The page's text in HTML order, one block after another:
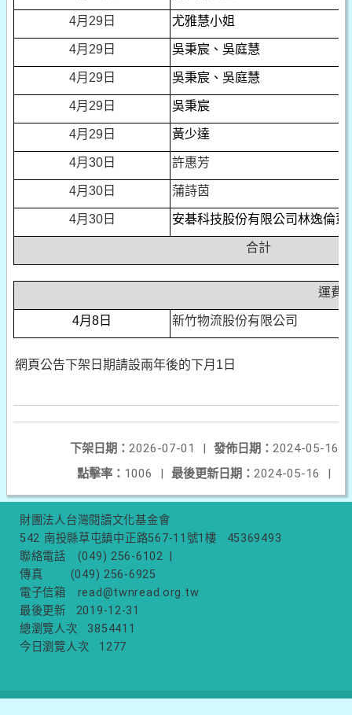
4月29日 尤雅慧小姐
4月29日 吳秉宸、吳庭慧
4月29日 吳秉宸、吳庭慧
4月29日 吳秉宸
4月29日 黃少達
4月30日 許惠芳
4月30日 蒲詩茵
4月30日 安碁科技股份有限公司林逸倫董
合計
運費
4月8日 新竹物流股份有限公司
網頁公告下架日期請設兩年後的下月1日
發佈日期： 2024-05-16
下架日期： 2026-07-01
|
最後更新日期： 2024-05-16 |
點擊率： 1006 |
財團法人台灣閱讀文化基金會
542 南投縣草屯鎮中正路567-11號1樓
45369493
聯絡電話
(049) 256-6102
傳真
(049) 256-6925
電子信箱
read@twnread.org.tw
最後更新
2019-12-31
總瀏覽人次
3854411
今日瀏覽人次
1277